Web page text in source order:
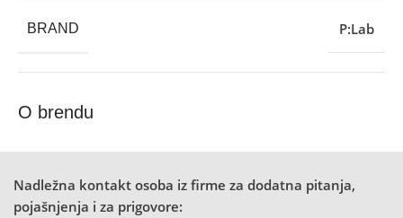
BRAND P:Lab
O brendu
Nadležna kontakt osoba iz firme za dodatna pitanja,
pojašnjenja i za prigovore: